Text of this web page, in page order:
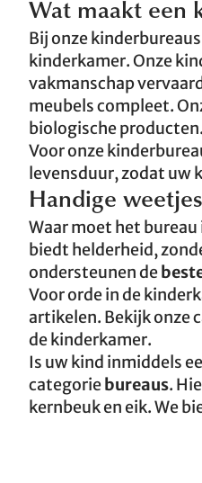
Wat maakt een
Bij onze
kinderkamer. Onze
vakmanschap
meubels compleet.
biologische producten.
Voor onze
levensduur, zodat uw
Handige
Waar moet het
biedt helderheid,
ondersteunen de
Voor orde in de
artikelen. Bekijk onze
de kinderkamer.
Is uw kind inmiddels
categoriebureaus.
kernbeuk en eik. We